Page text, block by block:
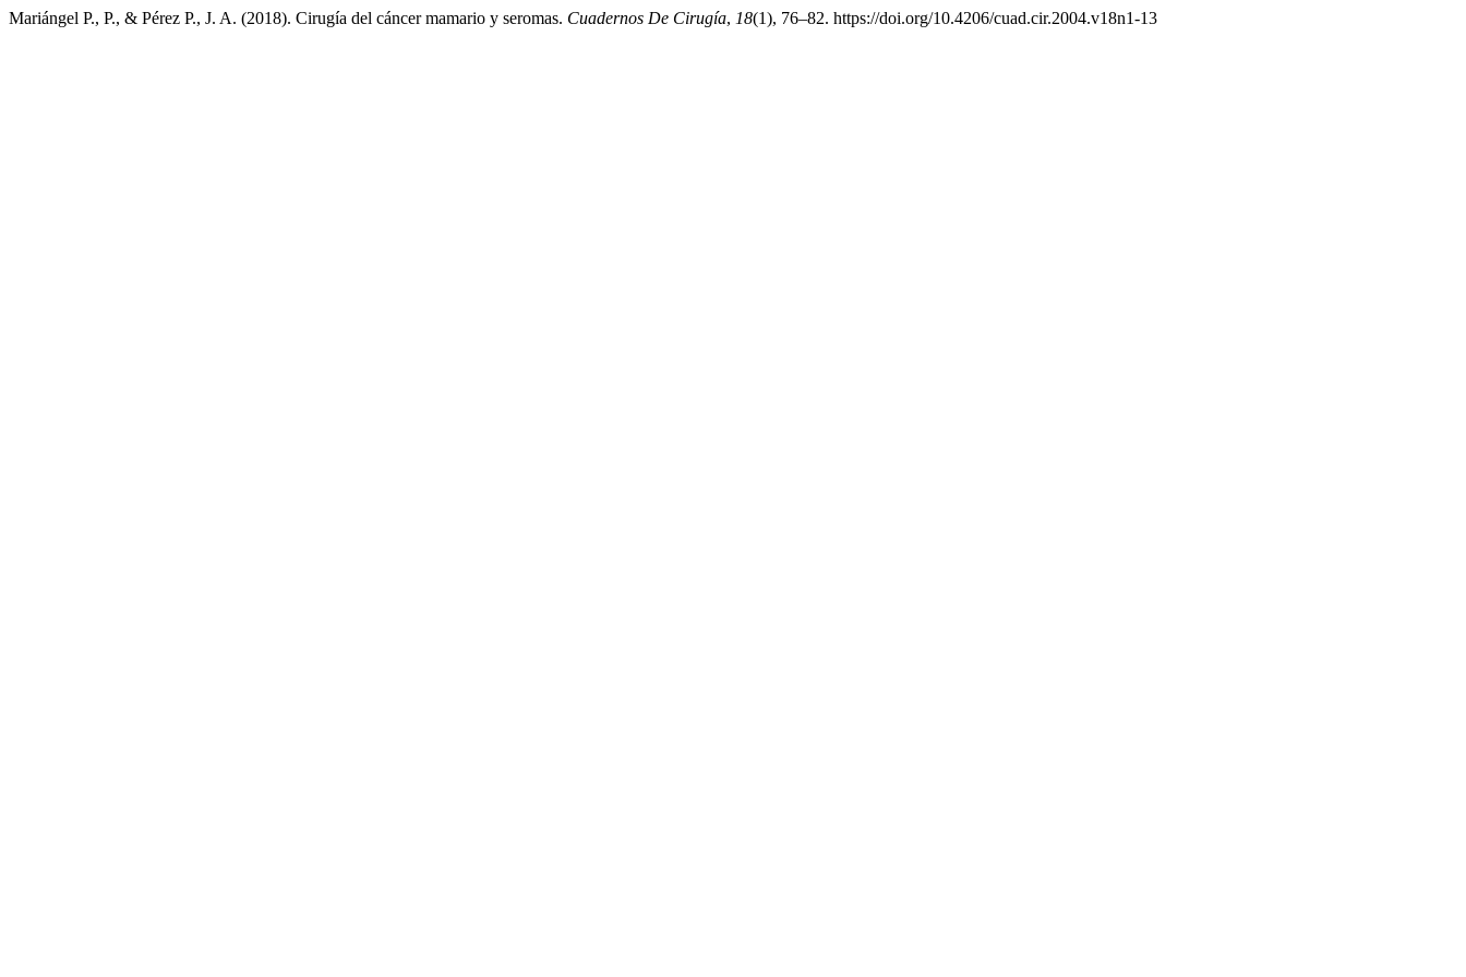
Mariángel P., P., & Pérez P., J. A. (2018). Cirugía del cáncer mamario y seromas. Cuadernos De Cirugía, 18(1), 76–82. https://doi.org/10.4206/cuad.cir.2004.v18n1-13